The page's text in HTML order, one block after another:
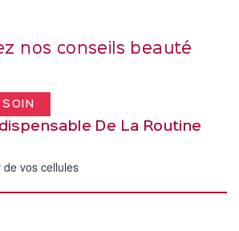
nos conseils beauté
De La Routine
vos cellules